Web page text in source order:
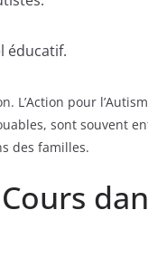
éducatif.
pour
sont souvent
des familles.